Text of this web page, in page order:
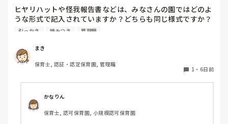
いですよね。。
要支援児とも関係が出来、私といることが安全基地と思ってく
れと、自分のもとに帰ってきてくれるので、少し落ち着いたか
とも思います。
手が足りないですよね。
メンタルやられないようにリフレッシュしながら頑張りましょ
うね。
ヒヤリハットや怪我報告書などは、みなさんの園ではどのよ
うな形式で記入されていますか？どちらも同じ様式ですか？
園の経営者が変わったため、様式を変える…みたいになって
引っかき 噛みつき 管理職
まき
保育士, 認証・認定保育園, 管理職
1 ・ 6日前
かなりん
保育士, 認可保育園, 小規模認可保育園